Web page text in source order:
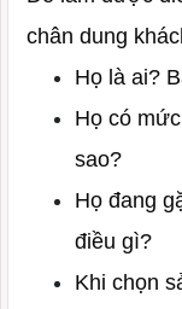
chân dung
Họ là ai?
Họ có
sao?
Họ đang
điều gì?
Khi chọn